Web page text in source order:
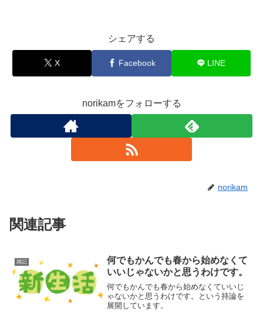
シェアする
X Facebook LINE
norikamをフォローする
norikam
関連記事
雑記
何でもかんでも春から始めなくて
いいじゃないかと思うわけです。
何でもかんでも春から始めなくていいじ
ゃないかと思うわけです。という持論を
展開しています。